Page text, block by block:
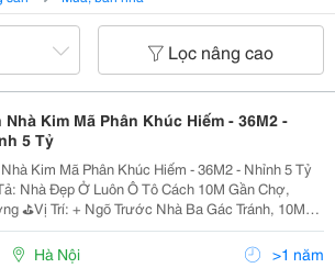
Lọc nâng cao
Nhà Kim Mã Phân Khúc Hiếm - 36M2 -
5 Tỷ
Kim Mã Phân Khúc Hiếm - 36M2 - Nhỉnh 5 Tỷ
Nhà Đẹp Ở Luôn Ô Tô Cách 10M Gần Chợ,
Gác Tránh, 10M
Khu Đông Dân Cư, An Ninh Tốt. + Vị Trí Trung
Hà Nội >1 năm